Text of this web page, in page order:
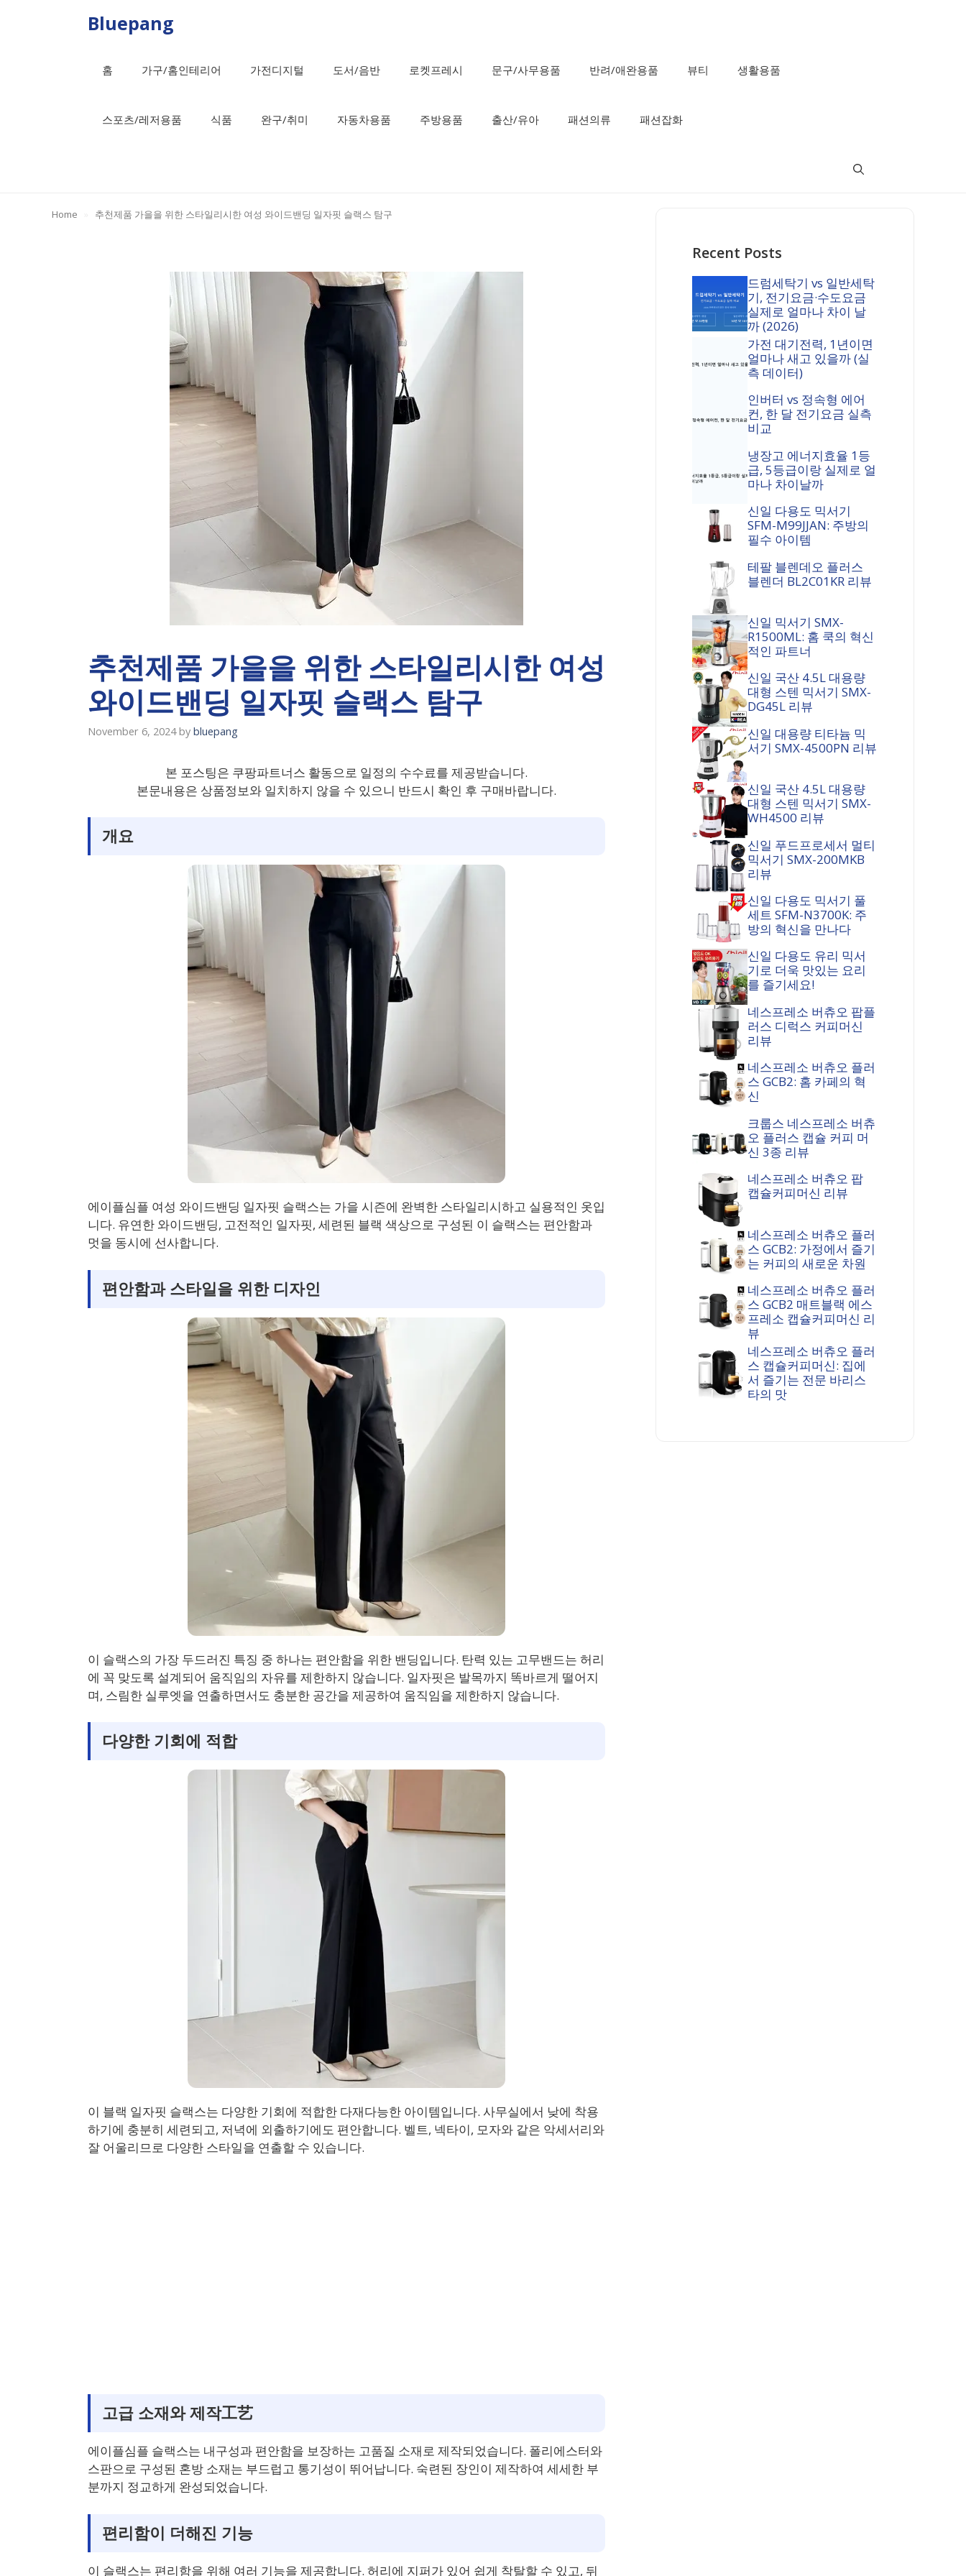
Bluepang
홈 가구/홈인테리어 가전디지털 도서/음반 로켓프레시 문구/사무용품 반려/애완용품 뷰티 생활용품
스포츠/레저용품 식품 완구/취미 자동차용품 주방용품 출산/유아 패션의류 패션잡화
Home 추천제품 가을을 위한 스타일리시한 여성 와이드밴딩 일자핏 슬랙스 탐구
추천제품 가을을 위한 스타일리시한 여성
와이드밴딩 일자핏 슬랙스 탐구
November 6, 2024 by bluepang
본 포스팅은 쿠팡파트너스 활동으로 일정의 수수료를 제공받습니다.
본문내용은 상품정보와 일치하지 않을 수 있으니 반드시 확인 후 구매바랍니다.
개요
에이플심플 여성 와이드밴딩 일자핏 슬랙스는 가을 시즌에 완벽한 스타일리시하고 실용적인 옷입
니다. 유연한 와이드밴딩, 고전적인 일자핏, 세련된 블랙 색상으로 구성된 이 슬랙스는 편안함과
멋을 동시에 선사합니다.
편안함과 스타일을 위한 디자인
이 슬랙스의 가장 두드러진 특징 중 하나는 편안함을 위한 밴딩입니다. 탄력 있는 고무밴드는 허리
에 꼭 맞도록 설계되어 움직임의 자유를 제한하지 않습니다. 일자핏은 발목까지 똑바르게 떨어지
며, 스림한 실루엣을 연출하면서도 충분한 공간을 제공하여 움직임을 제한하지 않습니다.
다양한 기회에 적합
이 블랙 일자핏 슬랙스는 다양한 기회에 적합한 다재다능한 아이템입니다. 사무실에서 낮에 착용
하기에 충분히 세련되고, 저녁에 외출하기에도 편안합니다. 벨트, 넥타이, 모자와 같은 악세서리와
잘 어울리므로 다양한 스타일을 연출할 수 있습니다.
고급 소재와 제작工艺
에이플심플 슬랙스는 내구성과 편안함을 보장하는 고품질 소재로 제작되었습니다. 폴리에스터와
스판으로 구성된 혼방 소재는 부드럽고 통기성이 뛰어납니다. 숙련된 장인이 제작하여 세세한 부
분까지 정교하게 완성되었습니다.
편리함이 더해진 기능
이 슬랙스는 편리함을 위해 여러 기능을 제공합니다. 허리에 지퍼가 있어 쉽게 착탈할 수 있고, 뒤
Recent Posts
드럼세탁기 vs 일반세탁
기, 전기요금·수도요금
실제로 얼마나 차이 날
까 (2026)
가전 대기전력, 1년이면
얼마나 새고 있을까 (실
측 데이터)
인버터 vs 정속형 에어
컨, 한 달 전기요금 실측
비교
냉장고 에너지효율 1등
급, 5등급이랑 실제로 얼
마나 차이날까
신일 다용도 믹서기
SFM-M99JJAN: 주방의
필수 아이템
테팔 블렌데오 플러스
블렌더 BL2C01KR 리뷰
신일 믹서기 SMX-
R1500ML: 홈 쿡의 혁신
적인 파트너
신일 국산 4.5L 대용량
대형 스텐 믹서기 SMX-
DG45L 리뷰
신일 대용량 티타늄 믹
서기 SMX-4500PN 리뷰
신일 국산 4.5L 대용량
대형 스텐 믹서기 SMX-
WH4500 리뷰
신일 푸드프로세서 멀티
믹서기 SMX-200MKB
리뷰
신일 다용도 믹서기 풀
세트 SFM-N3700K: 주
방의 혁신을 만나다
신일 다용도 유리 믹서
기로 더욱 맛있는 요리
를 즐기세요!
네스프레소 버츄오 팝플
러스 디럭스 커피머신
리뷰
네스프레소 버츄오 플러
스 GCB2: 홈 카페의 혁
신
크룹스 네스프레소 버츄
오 플러스 캡슐 커피 머
신 3종 리뷰
네스프레소 버츄오 팝
캡슐커피머신 리뷰
네스프레소 버츄오 플러
스 GCB2: 가정에서 즐기
는 커피의 새로운 차원
네스프레소 버츄오 플러
스 GCB2 매트블랙 에스
프레소 캡슐커피머신 리
뷰
네스프레소 버츄오 플러
스 캡슐커피머신: 집에
서 즐기는 전문 바리스
타의 맛